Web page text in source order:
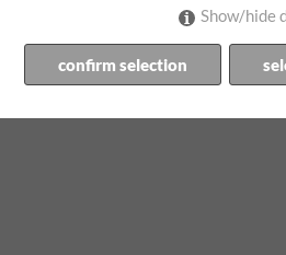
Show/hide
confirm selection